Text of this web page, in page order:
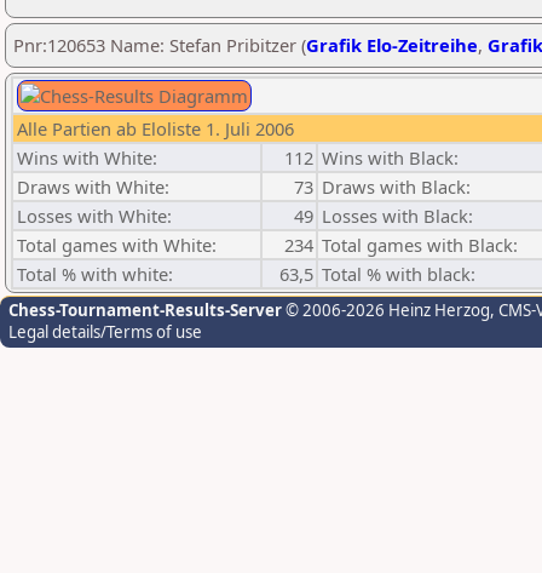
Pnr:120653 Name: Stefan Pribitzer (Grafik Elo-Zeitreihe,
Alle Partien ab Eloliste 1. Juli 2006
Wins with White:
112 Wins with Black:
Draws with White:
73 Draws with Black:
Losses with White:
49 Losses with Black:
Total games with White:
234 Total games with Black:
Total % with white:
63,5 Total % with black:
Chess-Tournament-Results-Server© 2006-2026 Heinz Herzog,
Legal details/Terms of use